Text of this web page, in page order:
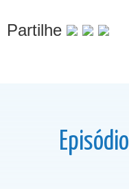
Partilhe